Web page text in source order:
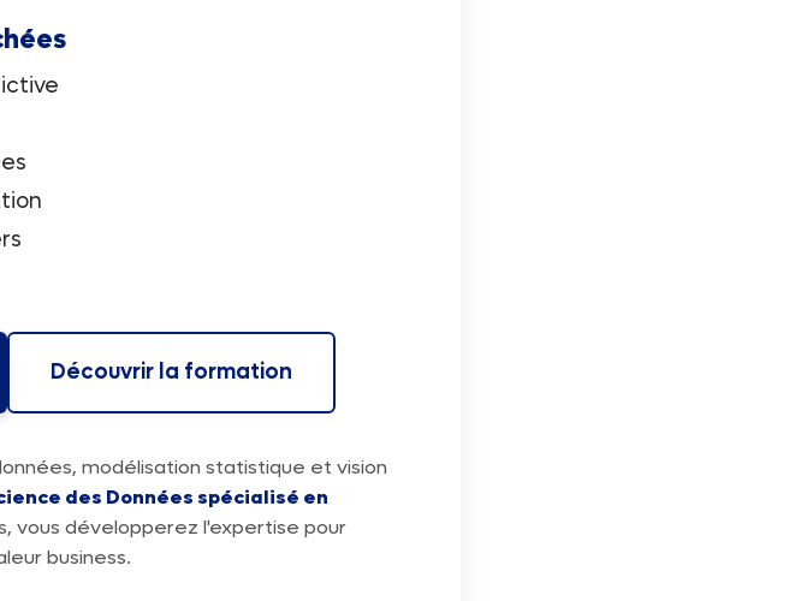
Découvrir la formation
modélisation statistique et vision
des Données spécialisé en
vous développerez l'expertise pour
business.